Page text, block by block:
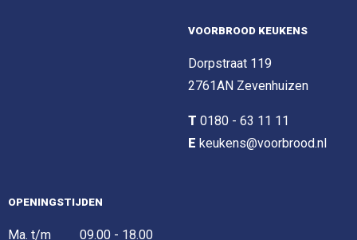
VOORBROOD KEUKENS
Dorpstraat 119
2761AN Zevenhuizen
T 0180 - 63 11 11
E keukens@voorbrood.nl
OPENINGSTIJDEN
Ma. t/m 09.00 - 18.00